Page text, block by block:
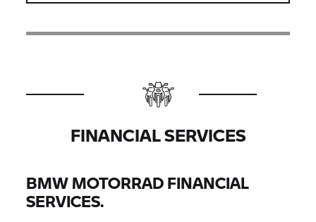
FINANCIAL SERVICES
BMW MOTORRADFINANCIAL
SERVICES.